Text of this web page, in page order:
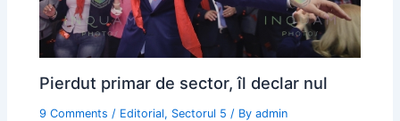
Pierdut primar de sector, îl declar nul
9 Comments / Editorial, Sectorul 5 / Byadmin